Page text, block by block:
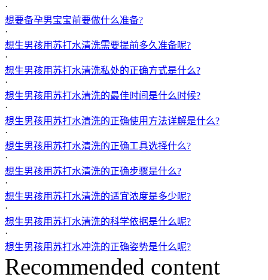
·
想要备孕男宝宝前要做什么准备?
·
想生男孩用苏打水清洗需要提前多久准备呢?
·
想生男孩用苏打水清洗私处的正确方式是什么?
·
想生男孩用苏打水清洗的最佳时间是什么时候?
·
想生男孩用苏打水清洗的正确使用方法详解是什么?
·
想生男孩用苏打水清洗的正确工具选择什么?
·
想生男孩用苏打水清洗的正确步骤是什么?
·
想生男孩用苏打水清洗的适宜浓度是多少呢?
·
想生男孩用苏打水清洗的科学依据是什么呢?
·
想生男孩用苏打水冲洗的正确姿势是什么呢?
Recommended content